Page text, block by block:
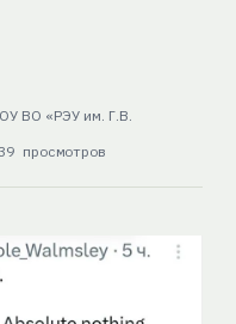
ВО «РЭУ им. Г.В.
просмотров